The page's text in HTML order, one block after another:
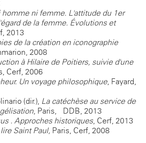
homme ni femme. L'attitude du 1er
de la femme. Évolutions et
2013
de la création en iconographie
2008
à Hilaire de Poitiers, suivie d'une
Cerf, 2006
Un voyage philosophique, Fayard,
(dir.), La catéchèse au service de
, Paris, DDB, 2013
. Approches historiques, Cerf, 2013
Saint Paul, Paris, Cerf, 2008